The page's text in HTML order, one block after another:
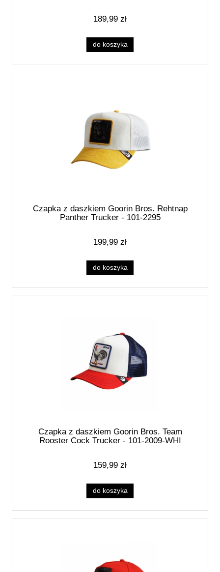
189,99 zł
do koszyka
Czapka z daszkiem Goorin Bros. Rehtnap
Panther Trucker - 101-2295
199,99 zł
do koszyka
Czapka z daszkiem Goorin Bros. Team
Rooster Cock Trucker - 101-2009-WHI
159,99 zł
do koszyka